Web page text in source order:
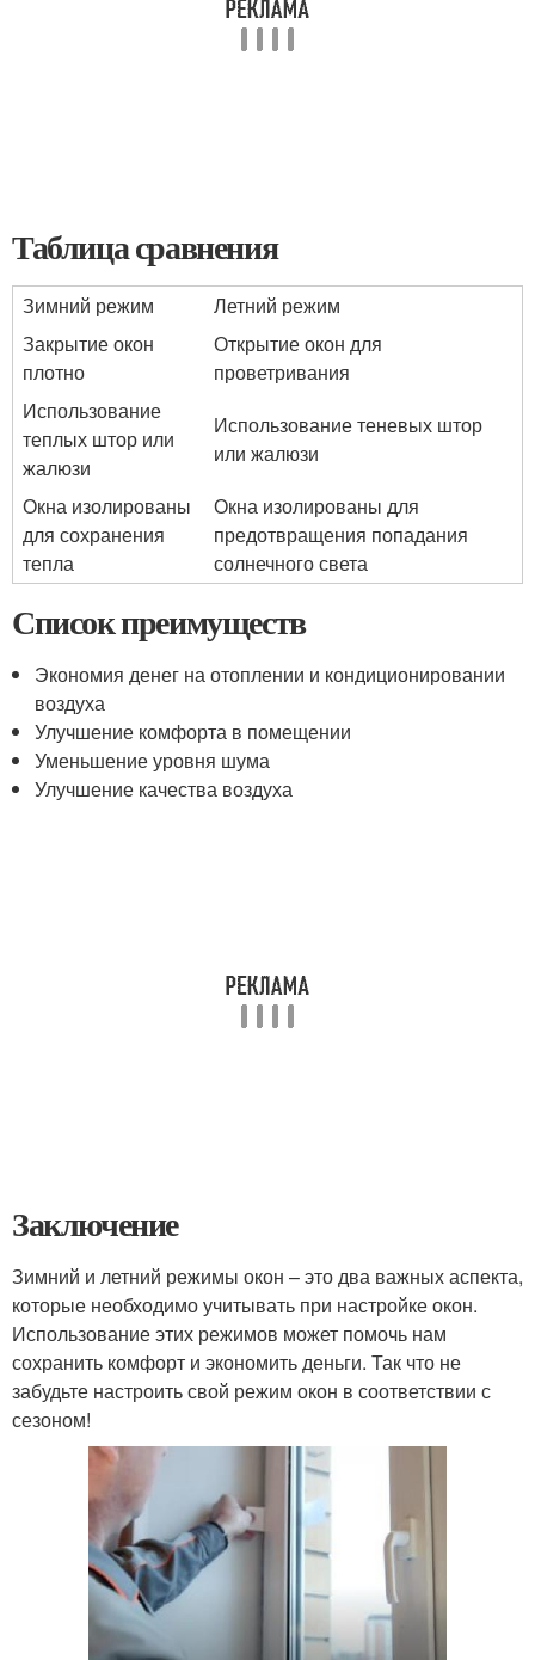
Таблица сравнения
Зимний режим
Летний режим
Закрытие окон
плотно
Открытие окон для
проветривания
Использование
теплых штор или
жалюзи
Использование теневых штор
или жалюзи
Окна изолированы
для сохранения
тепла
Окна изолированы для
предотвращения попадания
солнечного света
Список преимуществ
Экономия денег на отоплении и кондиционировании
воздуха
Улучшение комфорта в помещении
Уменьшение уровня шума
Улучшение качества воздуха
Заключение
Зимний и летний режимы окон – это два важных аспекта,
которые необходимо учитывать при настройке окон.
Использование этих режимов может помочь нам
сохранить комфорт и экономить деньги. Так что не
забудьте настроить свой режим окон в соответствии с
сезоном!